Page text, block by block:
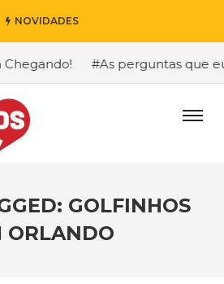
NOVIDADES
#As perguntas que eu
GOLFINHOS
ORLANDO